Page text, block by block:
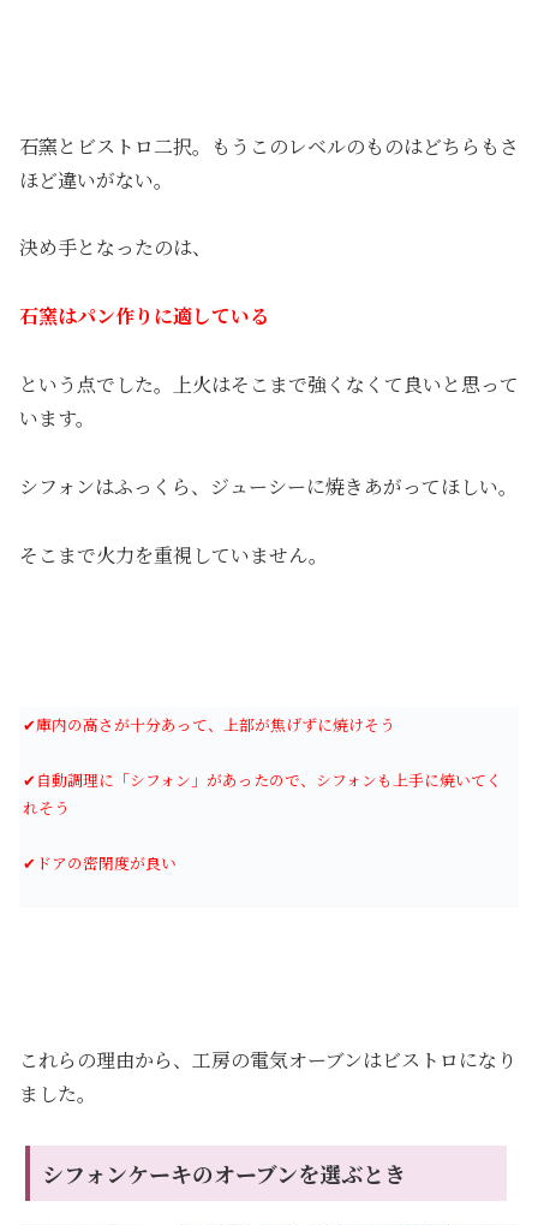
石窯とビストロ二択。もうこのレベルのものはどちらもさ
ほど違いがない。
決め手となったのは、
石窯はパン作りに適している
という点でした。上火はそこまで強くなくて良いと思って
います。
シフォンはふっくら、ジューシーに焼きあがってほしい。
そこまで火力を重視していません。
✔庫内の高さが十分あって、上部が焦げずに焼けそう
✔自動調理に「シフォン」があったので、シフォンも上手に焼いてく
れそう
✔ドアの密閉度が良い
これらの理由から、工房の電気オーブンはビストロになり
ました。
シフォンケーキのオーブンを選ぶとき